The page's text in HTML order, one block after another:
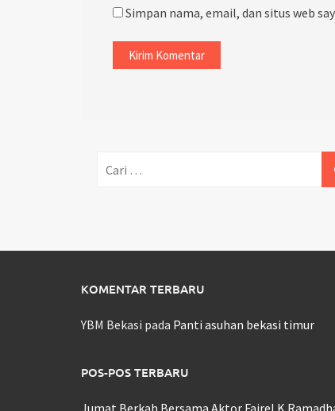
Simpan nama, email, dan situs web
untuk:
KOMENTAR TERBARU
YBM Bekasi pada Panti asuhan bekasi timur
POS-POS TERBARU
Jumat Berkah Bersama Aktor Fairel K